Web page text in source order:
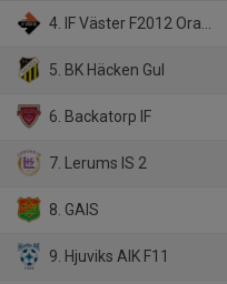
4. IF Väster F2012 Orange
5. BK Häcken Gul
6. Backatorp IF
7. Lerums IS 2
8. GAIS
9. Hjuviks AIK F11